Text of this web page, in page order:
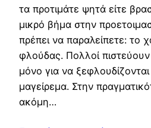
τα προτιμάτε ψητά είτε
μικρό βήμα στην
πρέπει να παραλείπετε: το
φλούδας. Πολλοί
μόνο για να
μαγείρεμα. Στην
ακόμη…